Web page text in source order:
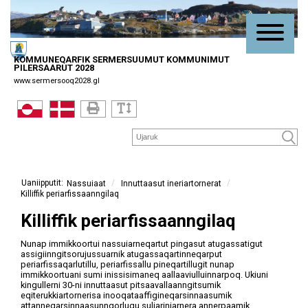
KOMMUNEQARFIK SERMERSUUMUT KOMMUNIMUT
PILERSAARUT 2028
www.sermersooq2028.gl
Nassuiaat / Innuttaasut ineriartornerat
/
Killiffik periarfissaanngilaq
Killiffik periarfissaanngilaq
Nunap immikkoortui nassuiarneqartut pingasut atugassatigut
assigiinngitsorujussuarnik atugassaqartinneqarput
periarfissaqarlutillu, periarfissallu pineqartillugit nunap
immikkoortuani sumi inissisimaneq aallaaviulluinnarpoq. Ukiuni
kingullerni 30-ni innuttaasut pitsaavallaanngitsumik
eqiterukkiartornerisa inooqataaffigineqarsinnaasumik
attanneqarsinnaasunngorlugu suliariniarnera annerpaamik